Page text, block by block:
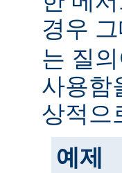
경우
는 질
사용함
상적으
예제